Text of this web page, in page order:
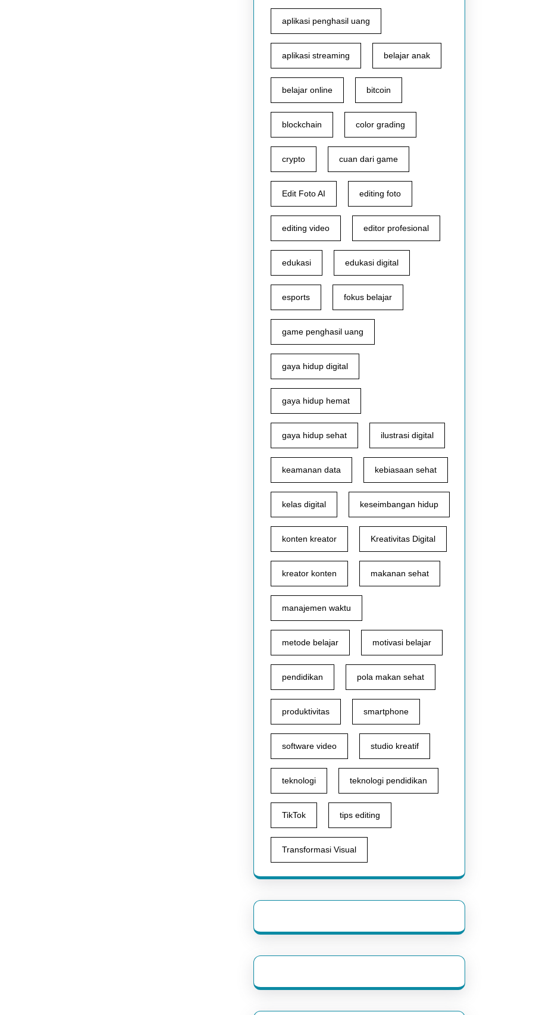
aplikasi penghasil uang
aplikasi streaming belajar anak
belajar online bitcoin
blockchain color grading
crypto cuan dari game
Edit Foto AI editing foto
editing video editor profesional
edukasi edukasi digital
esports fokus belajar
game penghasil uang
gaya hidup digital
gaya hidup hemat
gaya hidup sehat ilustrasi digital
keamanan data kebiasaan sehat
kelas digital keseimbangan hidup
konten kreator Kreativitas Digital
kreator konten makanan sehat
manajemen waktu
metode belajar motivasi belajar
pendidikan pola makan sehat
produktivitas smartphone
software video studio kreatif
teknologi teknologi pendidikan
TikTok tips editing
Transformasi Visual